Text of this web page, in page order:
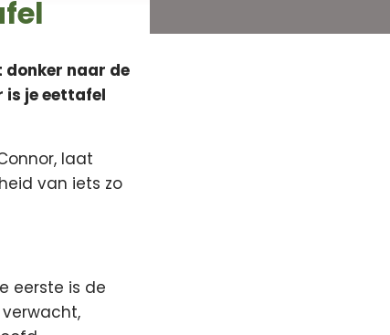
donker naar de
is je eettafel
laat
van iets zo
eerste is de